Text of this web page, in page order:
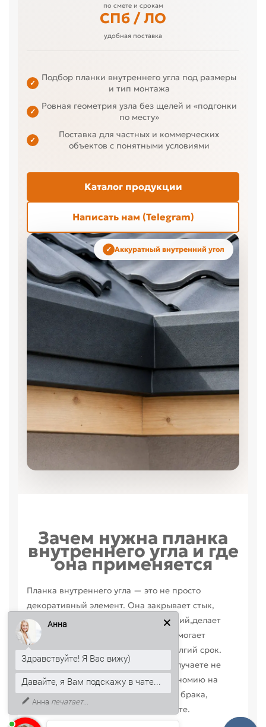
по смете и срокам
СПб / ЛО
удобная поставка
✓
Подбор планки внутреннего угла под размеры
и тип монтажа
✓
Ровная геометрия узла без щелей и «подгонки
по месту»
✓
Поставка для частных и коммерческих
объектов с понятными условиями
Каталог продукции
Написать нам (Telegram)
Аккуратный внутренний угол
Зачем нужна планка
внутреннего угла и где
она применяется
Планка внутреннего угла — это не просто
декоративный элемент. Она закрывает стык,
защищает узел от влаги и загрязнений,делает
линию соединения аккуратной и помогает
сохранить общий вид отделки на долгий срок.
Если подобрать её правильно,вы получаете не
только красивый результат, но и экономию на
монтаже: меньше подрезок, меньше брака,
меньше спорных моментов на объекте.
Анна
Здравствуйте! Я Вас вижу)
Давайте, я Вам подскажу в чате...
К тому же, могу рассказать, как
получить скидку 5% на первый
заказ.